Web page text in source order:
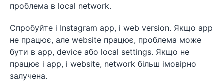
проблема в local network.
Спробуйте і Instagram app, і web version. Якщо app
не працює, але website працює, проблема може
бути в app, device або local settings. Якщо не
працює і app, і website, network більш імовірно
залучена.